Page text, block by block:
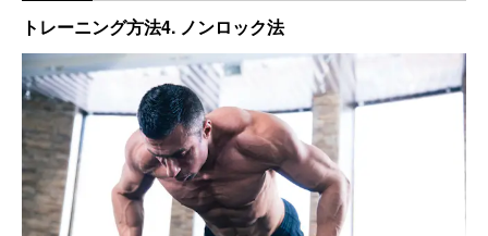
トレーニング方法4. ノンロック法